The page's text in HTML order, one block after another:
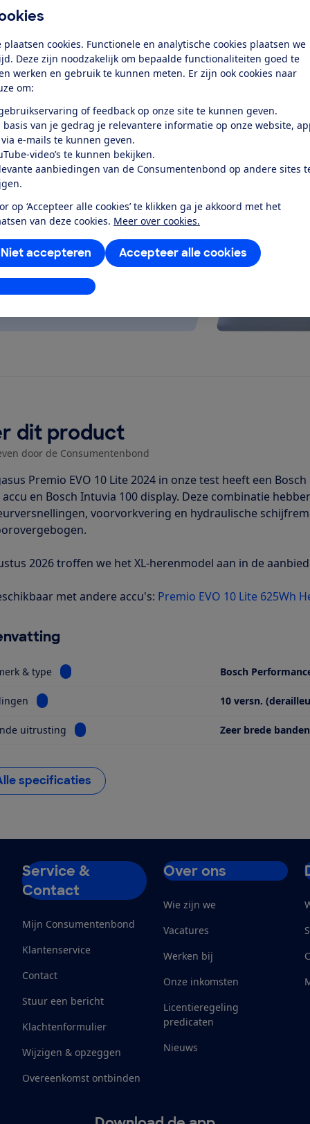
plaatsen cookies. Functionele en analytische cookies plaatsen we
Deze zijn noodzakelijk om bepaalde functionaliteiten goed te
werken en gebruik te kunnen meten. Er zijn ook cookies naar
om:
of feedback op onze site te kunnen geven.
basis van je gedrag je relevantere informatie op onze website,
e-mails te kunnen geven.
video’s te kunnen bekijken.
aanbiedingen van de Consumentenbond op andere sites
op ‘Accepteer alle cookies’ te klikken ga je akkoord met het
van deze cookies. Meer over cookies.
Accepteer alle cookies
Niet accepteren
aanpassen
je ver fietsen op een
kijken of de e-bike op rolletjes
dit product
door de Consumentenbond
Premio EVO 10 Lite 2024 in onze test heeft een
accu en Bosch Intuvia 100 display. Deze combinatie
voorvorkvering en hydraulische
2026 troffen we het XL-herenmodel aan in de
met andere accu's: Premio EVO 10 Lite 625Wh
& type Bekijk informatie voor Motor, merk & type
Bosch
Bekijk informatie voor Versnellingen 10 versn.
uitrusting Bekijk informatie voor Opvallende uitrusting
Zeer brede
specificaties
Service &
Contact
Mijn Consumentenbond
Klantenservice
Contact
Stuur een bericht
Klachtenformulier
Wijzigen & opzeggen
Overeenkomst ontbinden
Over ons
Wie zijn we
Vacatures
Werken bij
Onze inkomsten
Licentieregeling
predicaten
Nieuws